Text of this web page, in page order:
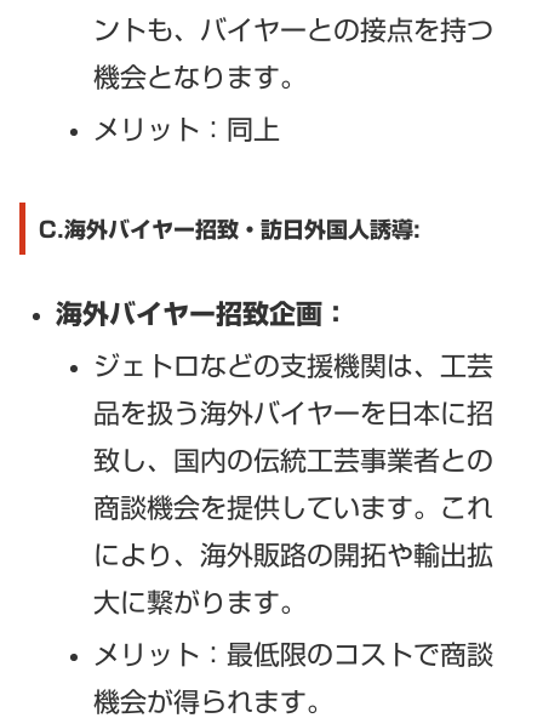
ントも、バイヤーとの接点を持つ
機会となります。
メリット：同上
C.海外バイヤー招致・訪日外国人誘導:
海外バイヤー招致企画：
ジェトロなどの支援機関は、工芸
品を扱う海外バイヤーを日本に招
致し、国内の伝統工芸事業者との
商談機会を提供しています。これ
により、海外販路の開拓や輸出拡
大に繋がります。
メリット：最低限のコストで商談
機会が得られます。